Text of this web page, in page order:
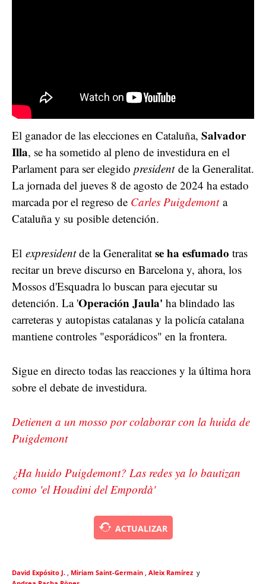
El ganador de las elecciones en Cataluña, Salvador
Illa, se ha sometido al pleno de investidura en el
Parlament para ser elegido president de la Generalitat.
La jornada del jueves 8 de agosto de 2024 ha estado
marcada por el regreso de Carles Puigdemonta
Cataluña y su posible detención.
El expresidentde la Generalitat se ha esfumado tras
recitar un breve discurso en Barcelona y, ahora, los
Mossos d'Esquadra lo buscan para ejecutar su
detención. La 'Operación Jaula' ha blindado las
carreteras y autopistas catalanas y la policía catalana
mantiene controles "esporádicos" en la frontera.
Sigue en directo todas las reacciones y la última hora
sobre el debate de investidura.
Detienen a un mosso por colaborar con la huida de
Puigdemont
¿Ha huido Puigdemont? Las redes ya lo bautizan
como 'el Houdini del Empordà'
ACTUALIZAR
David Expósito J. Miriam Saint-Germain Aleix Ramírez